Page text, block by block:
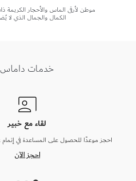
موطن لأرقى الماس والأحجار الكريمة
الكمال والجمال الذي لا
خدمات داماس
لقاء مع خبير
احجز موعدًا للحصول على المساعدة في
احجز الآن